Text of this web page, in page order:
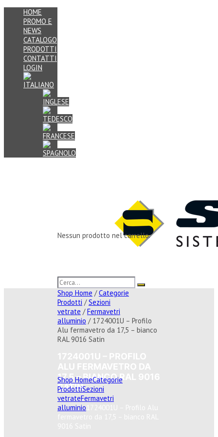
HOME
PROMO E
NEWS
CATALOGO
PRODOTTI
CONTATTI
LOGIN
Nessun prodotto nel carrello.
Shop Home /Categorie
Prodotti /Sezioni
vetrate /Fermavetri
alluminio / 1724001U – Profilo
Alu fermavetro da 17,5 – bianco
RAL 9016 Satin
17,5 – BIANCO RAL 9016
SATIN
Shop HomeCategorie
ProdottiSezioni
vetrateFermavetri
alluminio